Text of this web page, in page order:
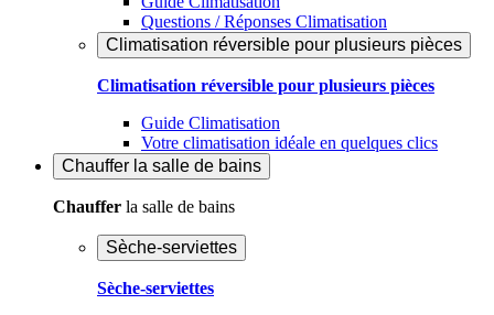
Questions / Réponses Climatisation
Climatisation réversible pour plusieurs pièces
Climatisation réversible pour plusieurs pièces
Guide Climatisation
Votre climatisation idéale en quelques clics
Chauffer la salle de bains
Chauffer la salle de bains
Sèche-serviettes
Sèche-serviettes